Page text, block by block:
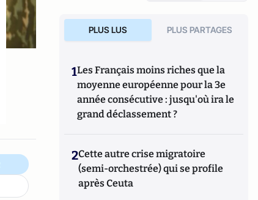
PLUS LUS PLUS PARTAGES
1Les Français moins riches que la
moyenne européenne pour la 3e
année consécutive : jusqu'où ira le
grand déclassement ?
2Cette autre crise migratoire
(semi-orchestrée) qui se profile
après Ceuta